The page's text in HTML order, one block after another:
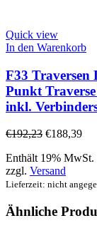
Quick view
In den Warenkorb
F33
Punkt
inkl.
€192,23 €188,39
Enthält 19% MwSt.
zzgl. Versand
Lieferzeit: nicht
Ähnliche